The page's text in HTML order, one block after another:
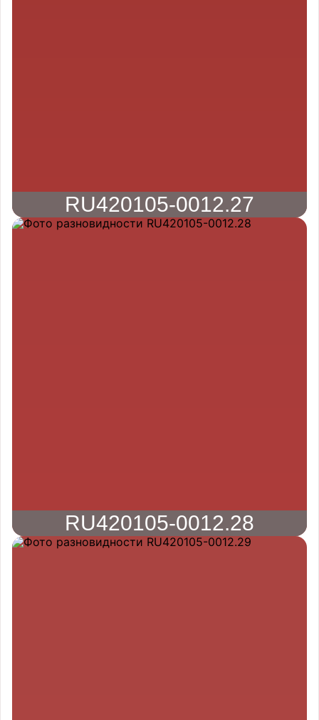
RU420105-0012.27
RU420105-0012.28